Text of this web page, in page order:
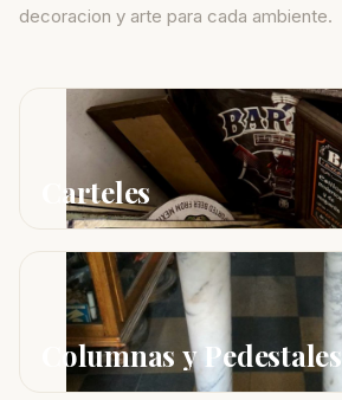
decoracion y arte para cada ambiente.
Carteles
Columnas y Pedestales